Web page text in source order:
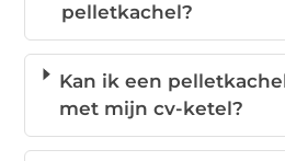
pelletkachel?
Kan ik een
met mijn cv-ketel?